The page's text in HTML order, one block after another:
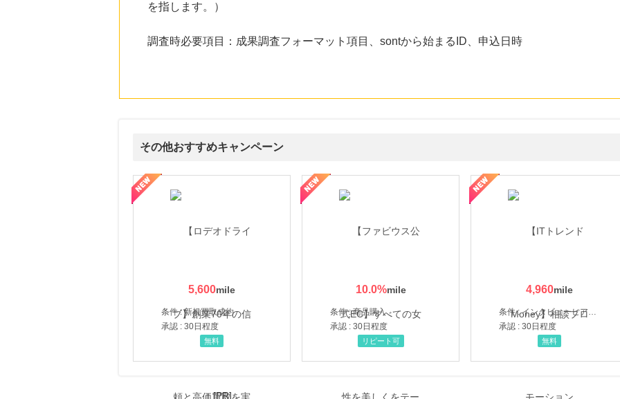
を指します。）
調査時必要項目：成果調査フォーマット項目、sontから始まるID、申込日時
その他おすすめキャンペーン
5,600
条件 : 新規買取成約
承認 : 30日程度
無料
10.0%
条件 : 商品購入
承認 : 30日程度
くをテーマにした商品で女性の美を応援しています
リピート可
4,960
条件 : インタビューヒアリング完了
承認 : 30日程度
【ITトレンドMoney】相談プロモーション
無料
ハミングウォーター【販売代理店】
[PR]